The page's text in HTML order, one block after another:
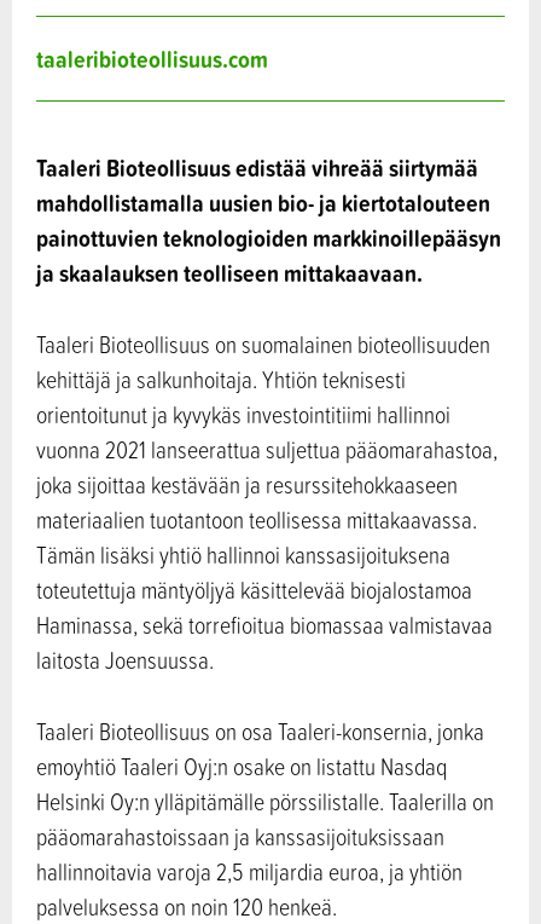
taaleribioteollisuus.com
Taaleri Bioteollisuus edistää vihreää siirtymää
mahdollistamalla uusien bio- ja kiertotalouteen
painottuvien teknologioiden markkinoillepääsyn
ja skaalauksen teolliseen mittakaavaan.
Taaleri Bioteollisuus on suomalainen bioteollisuuden
kehittäjä ja salkunhoitaja. Yhtiön teknisesti
orientoitunut ja kyvykäs investointitiimi hallinnoi
vuonna 2021 lanseerattua suljettua pääomarahastoa,
joka sijoittaa kestävään ja resurssitehokkaaseen
materiaalien tuotantoon teollisessa mittakaavassa.
Tämän lisäksi yhtiö hallinnoi kanssasijoituksena
toteutettuja mäntyöljyä käsittelevää biojalostamoa
Haminassa, sekä torrefioitua biomassaa valmistavaa
laitosta Joensuussa.
Taaleri Bioteollisuus on osa Taaleri-konsernia, jonka
emoyhtiö Taaleri Oyj:n osake on listattu Nasdaq
Helsinki Oy:n ylläpitämälle pörssilistalle. Taalerilla on
pääomarahastoissaan ja kanssasijoituksissaan
hallinnoitavia varoja 2,5 miljardia euroa, ja yhtiön
palveluksessa on noin 120 henkeä.